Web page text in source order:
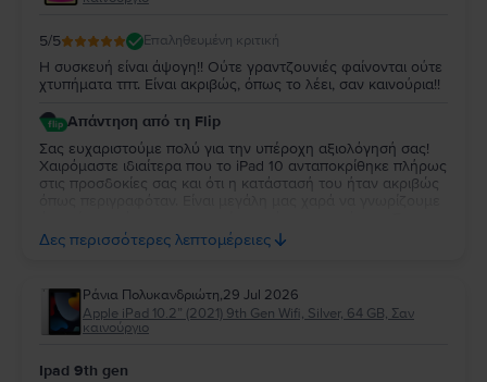
5/5 Επαληθευμένη κριτική
Η συσκευή είναι άψογη!! Ούτε γραντζουνιές φαίνονται ούτε
χτυπήματα τπτ. Είναι ακριβώς, όπως το λέει, σαν καινούρια!!
Απάντηση από τη Flip
Σας ευχαριστούμε πολύ για την υπέροχη αξιολόγησή σας!
Χαιρόμαστε ιδιαίτερα που το iPad 10 ανταποκρίθηκε πλήρως
στις προσδοκίες σας και ότι η κατάστασή του ήταν ακριβώς
ευχαριστούμε για την εμπιστοσύνη σας και ευχόμαστε να
χαρείτε τη νέα σας συσκευή!
Δες περισσότερες λεπτομέρειες
Ράνια Πολυκανδριώτη,29 Jul 2026
Apple iPad 10.2” (2021) 9th Gen Wifi, Silver, 64 GB, Σαν
καινούργιο
Ipad 9th gen